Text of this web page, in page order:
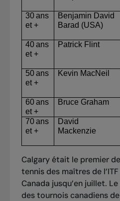
30 ans
et +
Benjamin David
Barad (USA)
40 ans
et +
Patrick Flint
50 ans
et +
Kevin MacNeil
60 ans
et +
Bruce Graham
70 ans
et +
David
Mackenzie
Calgary était le premier
tennis des maîtres de
Canada jusqu’en juillet.
des tournois canadiens